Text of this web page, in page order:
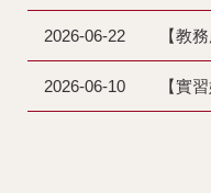
2026-06-22
2026-06-10